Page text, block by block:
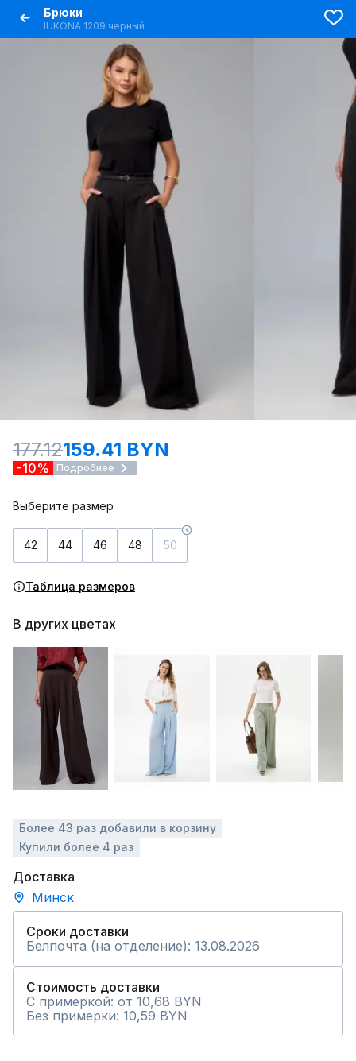
Брюки
IUKONA 1209 черный
177.12159.41 BYN
-10% Подробнее
Выберите размер
42 44 46 48 50
Таблица размеров
В других цветах
Более 43 раз добавили в корзину
Купили более 4 раз
Доставка
Минск
Сроки доставки
Белпочта (на отделение): 13.08.2026
Стоимость доставки
С примеркой: от 10,68 BYN
Без примерки: 10,59 BYN